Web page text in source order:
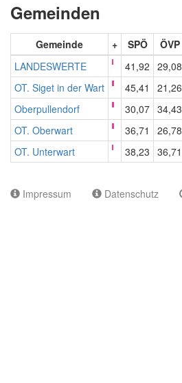
Gemeinden
Gemeinde + SPÖ ÖVP
LANDESWERTE
41,92 29,08
OT. Siget in der Wart
45,41 21,26
Oberpullendorf
30,07 34,43
OT. Oberwart
36,71 26,78
OT. Unterwart
38,23 36,71
Impressum Datenschutz